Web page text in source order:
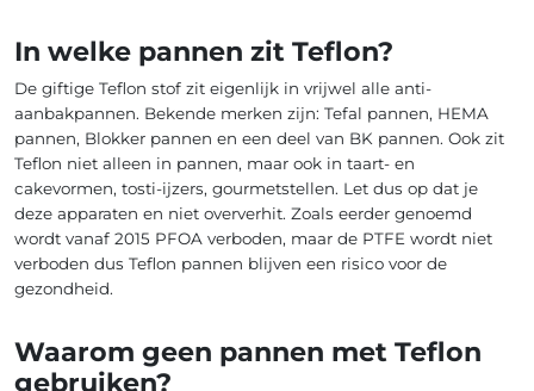
In welke pannen zit Teflon?
De giftige Teflon stof zit eigenlijk in vrijwel alle anti-
aanbakpannen. Bekende merken zijn: Tefal pannen, HEMA
pannen, Blokker pannen en een deel van BK pannen. Ook zit
Teflon niet alleen in pannen, maar ook in taart- en
cakevormen, tosti-ijzers, gourmetstellen. Let dus op dat je
deze apparaten en niet oververhit. Zoals eerder genoemd
wordt vanaf 2015 PFOA verboden, maar de PTFE wordt niet
verboden dus Teflon pannen blijven een risico voor de
gezondheid.
Waarom geen pannen met Teflon
gebruiken?